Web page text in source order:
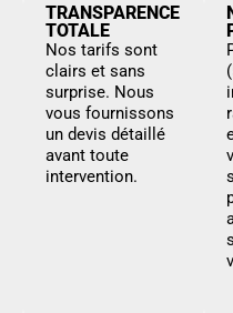
TRANSPARENCE
TOTALE
Nos tarifs sont
clairs et sans
surprise. Nous
vous fournissons
un devis détaillé
avant toute
intervention.